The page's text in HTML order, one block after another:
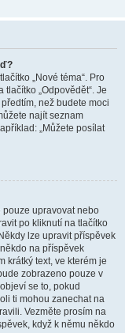
„Nové téma“. Pro
„Odpovědět“. Je
než budete moci
najít seznam
„Můžete posílat
pouze upravovat nebo
po kliknutí na tlačítko
lze upravit příspěvek
na příspěvek
krátký text, ve kterém je
zobrazeno pouze v
se to, pokud
ti mohou zanechat na
Vezměte prosím na
když k němu někdo